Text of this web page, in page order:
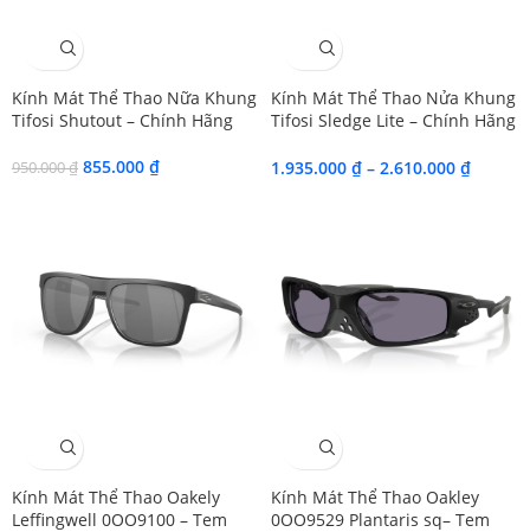
Kính Mát Thể Thao Nữa Khung
Tifosi Shutout – Chính Hãng
950.000₫ 855.000 ₫
Kính Mát Thể Thao Nửa Khung
Tifosi Sledge Lite – Chính Hãng
1.935.000 ₫ – 2.610.000 ₫
Kính Mát Thể Thao Oakely
Leffingwell 0OO9100 – Tem
Kính Mát Thể Thao Oakley
0OO9529 Plantaris sq– Tem